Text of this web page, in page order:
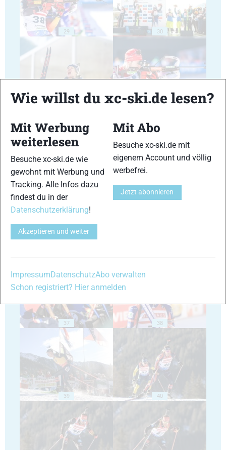
29 30
31 32
37 38
39 40
Wie willst du xc-ski.de lesen?
Mit Werbung
weiterlesen
Besuche xc-ski.de wie
gewohnt mit Werbung und
Tracking. Alle Infos dazu
findest du in der
Datenschutzerklärung!
Akzeptieren und weiter
Mit Abo
Besuche xc-ski.de mit
eigenem Account und völlig
werbefrei.
Jetzt abonnieren
Impressum DatenschutzAbo verwalten
Schon registriert? Hier anmelden